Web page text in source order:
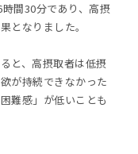
間30分であり、高摂
となりました。
と、高摂取者は低摂
が持続できなかった
難感」が低いことも